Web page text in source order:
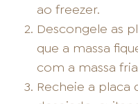
ao freezer.
Descongele as
que a massa
com a massa
Recheie a